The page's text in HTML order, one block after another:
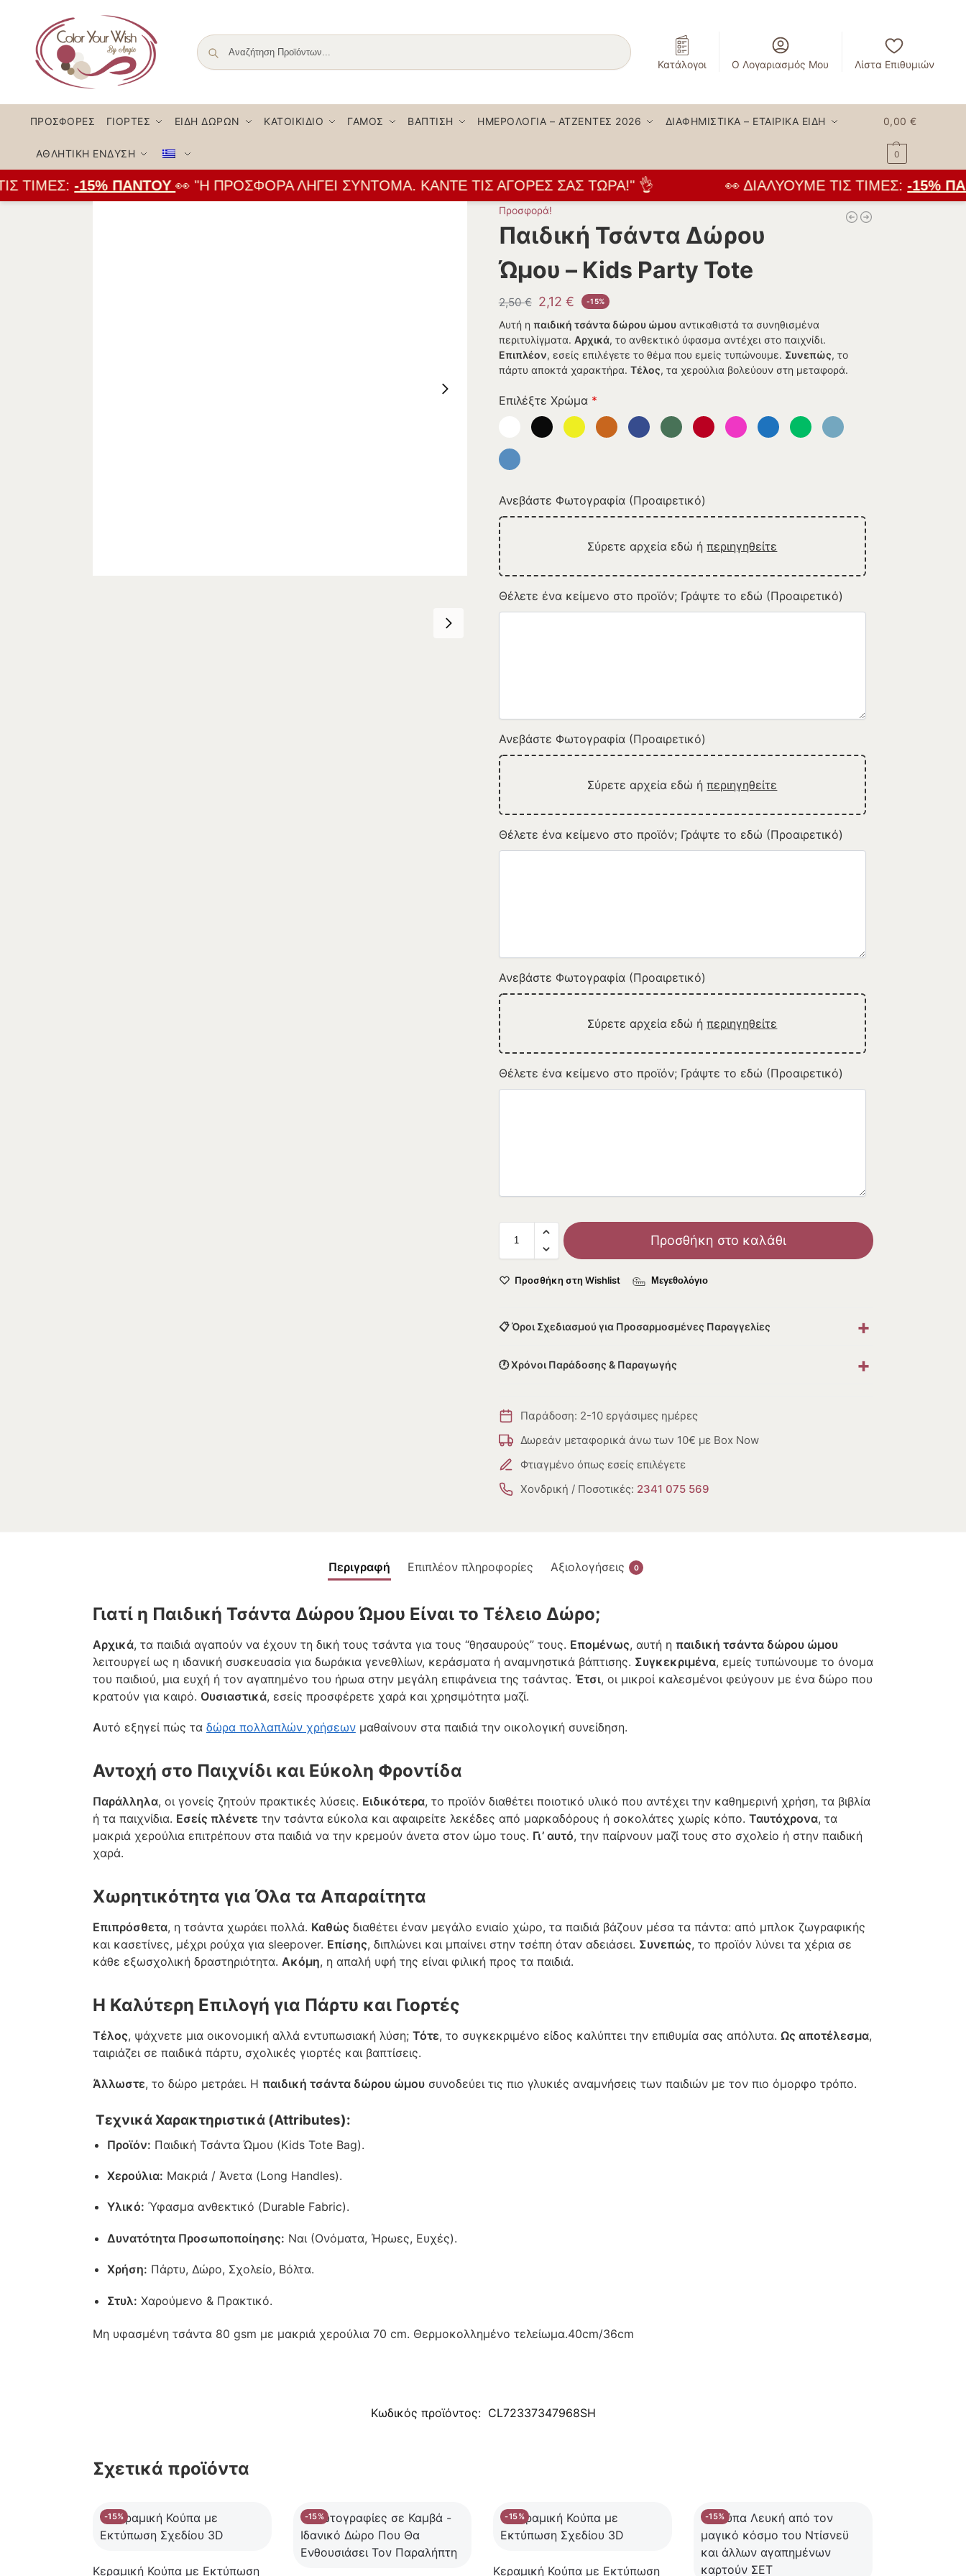
Αναζήτηση
Κατάλογοι Ο Λογαριασμός Μου Λίστα Επιθυμιών
ΠΡΟΣΦΟΡΈΣ ΓΙΟΡΤΈΣ ΕΊΔΗ ΔΏΡΩΝ ΚΑΤΟΙΚΊΔΙΟ ΓΆΜΟΣ ΒΆΠΤΙΣΗ ΗΜΕΡΟΛΌΓΙΑ – ΑΤΖΈΝΤΕΣ 2026 ΔΙΑΦΗΜΙΣΤΙΚΆ – ΕΤΑΙΡΙΚΆ ΕΊΔΗ
ΑΘΛΗΤΙΚΉ ΈΝΔΥΣΗ
0,00€
0
ΤΙΜΈΣ:-15% ΠΑΝΤΟΎ👀 "Η ΠΡΟΣΦΟΡΆ ΛΉΓΕΙ ΣΎΝΤΟΜΑ. ΚΆΝΤΕ ΤΙΣ ΑΓΟΡΈΣ ΣΑΣ ΤΏΡΑ!" 👌 👀 ΔΙΑΛΎΟΥΜΕ ΤΙΣ ΤΙΜΈΣ:-15%
Προσφορά!
Παιδική Τσάντα Δώρου
Ώμου – Kids Party Tote
2,50€ 2,12 € -15%
Αυτή η παιδική τσάντα δώρου ώμουαντικαθιστά τα συνηθισμένα
περιτυλίγματα. Αρχικά, το ανθεκτικό ύφασμα αντέχει στο παιχνίδι.
Επιπλέον, εσείς επιλέγετε το θέμα που εμείς τυπώνουμε. Συνεπώς, το
πάρτυ αποκτά χαρακτήρα. Τέλος, τα χερούλια βολεύουν στη μεταφορά.
Επιλέξτε Χρώμα *
Ανεβάστε Φωτογραφία (Προαιρετικό)
Σύρετε αρχεία εδώ ήπεριηγηθείτε
Θέλετε ένα κείμενο στο προϊόν; Γράψτε το εδώ (Προαιρετικό)
Ανεβάστε Φωτογραφία (Προαιρετικό)
Σύρετε αρχεία εδώ ήπεριηγηθείτε
Θέλετε ένα κείμενο στο προϊόν; Γράψτε το εδώ (Προαιρετικό)
Ανεβάστε Φωτογραφία (Προαιρετικό)
Σύρετε αρχεία εδώ ήπεριηγηθείτε
Θέλετε ένα κείμενο στο προϊόν; Γράψτε το εδώ (Προαιρετικό)
Προσθήκη στο καλάθι
Προσθήκη στη Wishlist Μεγεθολόγιο
📋 Όροι Σχεδιασμού για Προσαρμοσμένες Παραγγελίες +
🕐 Χρόνοι Παράδοσης & Παραγωγής +
Παράδοση: 2-10 εργάσιμες ημέρες
Δωρεάν μεταφορικά άνω των 10€ με Box Now
Φτιαγμένο όπως εσείς επιλέγετε
Χονδρική / Ποσοτικές: 2341 075 569
Περιγραφή Επιπλέον πληροφορίες Αξιολογήσεις 0
Γιατί η Παιδική Τσάντα Δώρου Ώμου Είναι το Τέλειο Δώρο;
Αρχικά, τα παιδιά αγαπούν να έχουν τη δική τους τσάντα για τους “θησαυρούς” τους. Επομένως, αυτή η παιδική τσάντα δώρου ώμου
λειτουργεί ως η ιδανική συσκευασία για δωράκια γενεθλίων, κεράσματα ή αναμνηστικά βάπτισης. Συγκεκριμένα, εμείς τυπώνουμε το όνομα
του παιδιού, μια ευχή ή τον αγαπημένο του ήρωα στην μεγάλη επιφάνεια της τσάντας. Έτσι, οι μικροί καλεσμένοι φεύγουν με ένα δώρο που
κρατούν για καιρό. Ουσιαστικά, εσείς προσφέρετε χαρά και χρησιμότητα μαζί.
Αυτό εξηγεί πώς τα δώρα πολλαπλών χρήσεωνμαθαίνουν στα παιδιά την οικολογική συνείδηση.
Αντοχή στο Παιχνίδι και Εύκολη Φροντίδα
Παράλληλα, οι γονείς ζητούν πρακτικές λύσεις. Ειδικότερα, το προϊόν διαθέτει ποιοτικό υλικό που αντέχει την καθημερινή χρήση, τα βιβλία
ή τα παιχνίδια. Εσείς πλένετετην τσάντα εύκολα και αφαιρείτε λεκέδες από μαρκαδόρους ή σοκολάτες χωρίς κόπο. Ταυτόχρονα, τα
μακριά χερούλια επιτρέπουν στα παιδιά να την κρεμούν άνετα στον ώμο τους. Γι’ αυτό, την παίρνουν μαζί τους στο σχολείο ή στην παιδική
χαρά.
Χωρητικότητα για Όλα τα Απαραίτητα
Επιπρόσθετα, η τσάντα χωράει πολλά. Καθώς διαθέτει έναν μεγάλο ενιαίο χώρο, τα παιδιά βάζουν μέσα τα πάντα: από μπλοκ ζωγραφικής
και κασετίνες, μέχρι ρούχα για sleepover. Επίσης, διπλώνει και μπαίνει στην τσέπη όταν αδειάσει. Συνεπώς, το προϊόν λύνει τα χέρια σε
κάθε εξωσχολική δραστηριότητα. Ακόμη, η απαλή υφή της είναι φιλική προς τα παιδιά.
Η Καλύτερη Επιλογή για Πάρτυ και Γιορτές
Τέλος, ψάχνετε μια οικονομική αλλά εντυπωσιακή λύση; Τότε, το συγκεκριμένο είδος καλύπτει την επιθυμία σας απόλυτα. Ως αποτέλεσμα,
ταιριάζει σε παιδικά πάρτυ, σχολικές γιορτές και βαπτίσεις.
Άλλωστε, το δώρο μετράει. Η παιδική τσάντα δώρου ώμουσυνοδεύει τις πιο γλυκιές αναμνήσεις των παιδιών με τον πιο όμορφο τρόπο.
Τεχνικά Χαρακτηριστικά (Attributes):
Προϊόν: Παιδική Τσάντα Ώμου (Kids Tote Bag).
Χερούλια: Μακριά / Άνετα (Long Handles).
Υλικό: Ύφασμα ανθεκτικό (Durable Fabric).
Δυνατότητα Προσωποποίησης: Ναι (Ονόματα, Ήρωες, Ευχές).
Χρήση: Πάρτυ, Δώρο, Σχολείο, Βόλτα.
Στυλ: Χαρούμενο & Πρακτικό.
Μη υφασμένη τσάντα 80 gsm με μακριά χερούλια 70 cm. Θερμοκολλημένο τελείωμα.40cm/36cm
Κωδικός προϊόντος: CL72337347968SH
Σχετικά προϊόντα
-15%
Κεραμική Κούπα με Εκτύπωση
-15% -15%
Κεραμική Κούπα με Εκτύπωση
-15%